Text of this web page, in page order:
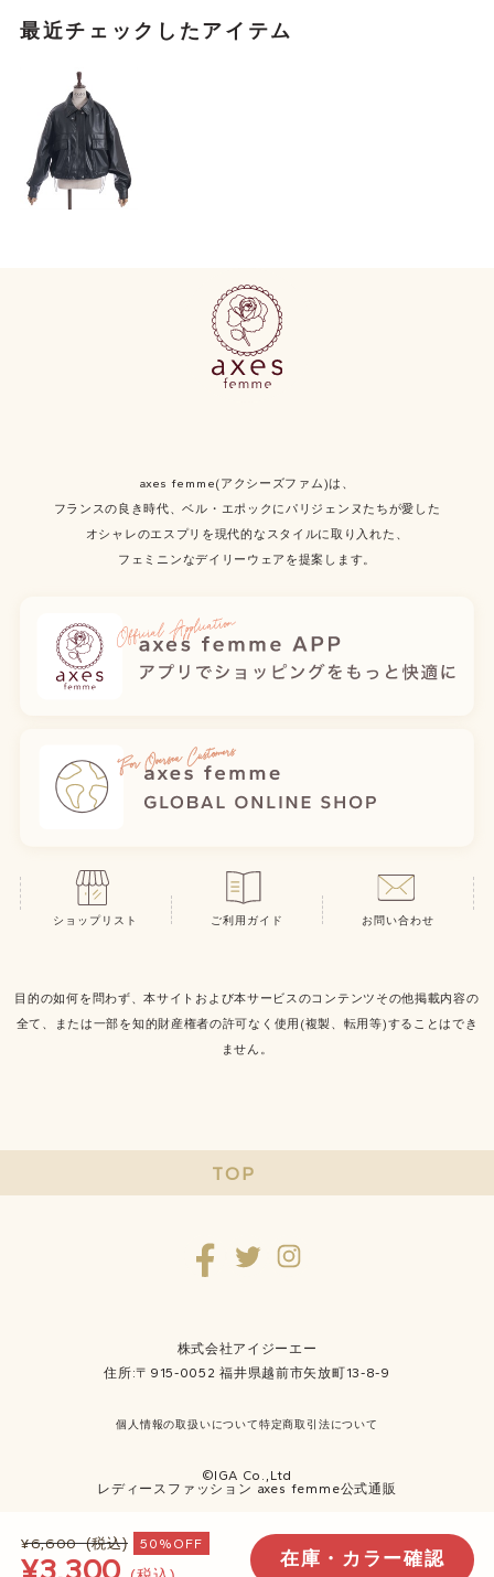
¥6,600 (税込) 50%OFF
在庫・カラー確認
最近チェックしたアイテム
axes femme(アクシーズファム)は、
フランスの良き時代、ベル・エポックにパリジェンヌたちが愛した
オシャレのエスプリを現代的なスタイルに取り入れた、
フェミニンなデイリーウェアを提案します。
ショップリスト ご利用ガイド お問い合わせ
目的の如何を問わず、本サイトおよび本サービスのコンテンツその他掲載内容の
全て、または一部を知的財産権者の許可なく使用(複製、転用等)することはでき
ません。
TOP
株式会社アイジーエー
住所:〒915-0052 福井県越前市矢放町13-8-9
個人情報の取扱いについて特定商取引法について
©IGA Co.,Ltd
レディースファッション axes femme公式通販